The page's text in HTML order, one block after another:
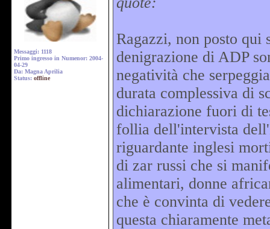
Messaggi: 1118
Primo ingresso in Numenor: 2004-
04-29
Da: Magna Aprilia
Status: offline
Ragazzi, non posto qui
denigrazione di ADP
negatività che
durata complessiva di
dichiarazione fuori di
follia dell'intervista
riguardante inglesi
di zar russi che si
alimentari, donne
che è convinta di
questa chiaramente